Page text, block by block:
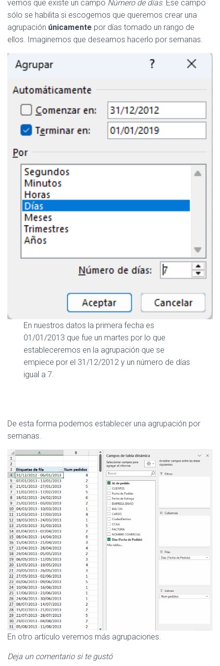
vemos que existe un campo Número de días. Ese campo
sólo se habilita si escogemos que queremos crear una
agrupación únicamente por días tomado un rango de
ellos. Imaginemos que deseamos hacerlo por semanas.
En nuestros datos la primera fecha es
01/01/2013 que fue un martes por lo que
estableceremos en la agrupación que se
empiece por el 31/12/2012 y un número de días
igual a 7.
De esta forma podemos establecer una agrupación por
semanas.
En otro artículo veremos más agrupaciones.
Deja un comentario si te gustó